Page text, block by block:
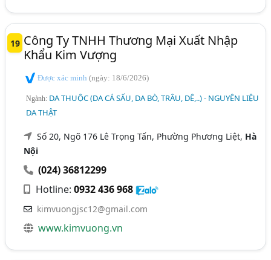
19 Công Ty TNHH Thương Mại Xuất Nhập
Khẩu Kim Vượng
Được xác minh(ngày: 18/6/2026)
Ngành: DA THUỘC (DA CÁ SẤU, DA BÒ, TRÂU, DÊ,..) - NGUYÊN LIỆU
DA THẬT
Số 20, Ngõ 176 Lê Trọng Tấn, Phường Phương Liệt, Hà
Nội
(024) 36812299
Hotline:0932 436 968
kimvuongjsc12@gmail.com
www.kimvuong.vn